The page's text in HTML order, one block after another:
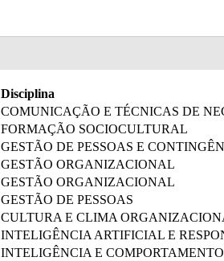
Disciplina
COMUNICAÇÃO E TÉCNICAS DE
FORMAÇÃO SOCIOCULTURAL
GESTÃO DE PESSOAS E
GESTÃO ORGANIZACIONAL
GESTÃO ORGANIZACIONAL
GESTÃO DE PESSOAS
CULTURA E CLIMA
INTELIGÊNCIA ARTIFICIAL E
INTELIGÊNCIA E